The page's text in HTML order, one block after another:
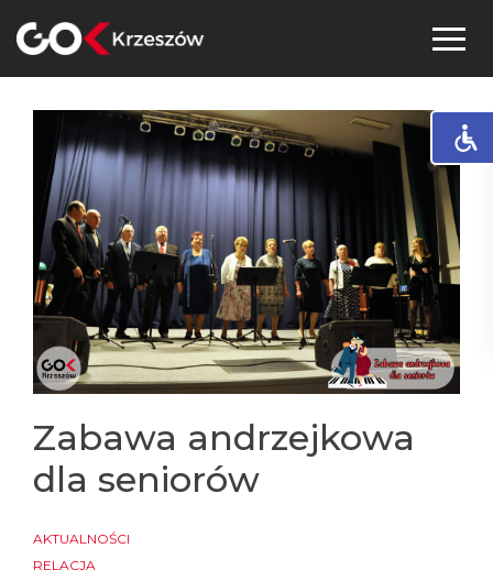
to
Zabawa andrzejkowa
dla seniorów
AKTUALNOŚCI
RELACJA